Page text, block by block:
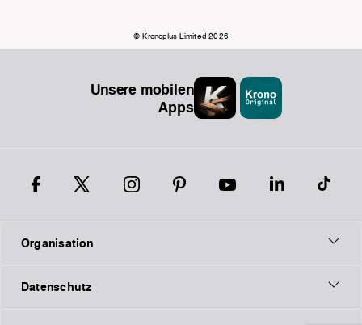
© Kronoplus Limited 2026
Unsere mobilen
Apps
Organisation
Datenschutz